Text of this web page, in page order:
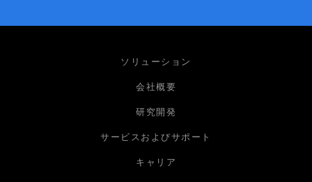
ソリューション
会社概要
研究開発
サービスおよびサポート
キャリア